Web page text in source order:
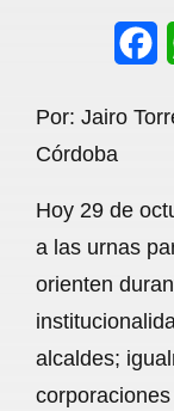
c
b
o
Por: Jairo
Córdoba
Hoy 29 de
a las urnas
orienten
alcaldes;